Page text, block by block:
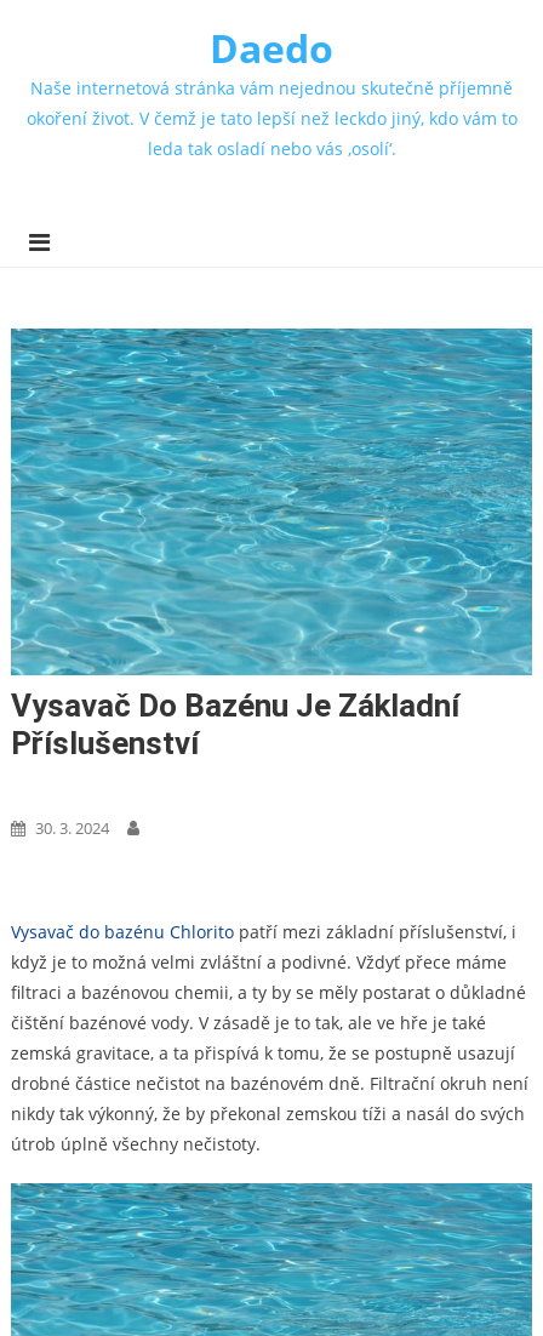
Daedo
Naše internetová stránka vám nejednou skutečně příjemně
okoření život. V čemž je tato lepší než leckdo jiný, kdo vám to
leda tak osladí nebo vás ‚osolí‘.
Vysavač Do Bazénu Je Základní
Příslušenství
30. 3. 2024
Vysavač do bazénu Chloritopatří mezi základní příslušenství, i
když je to možná velmi zvláštní a podivné. Vždyť přece máme
filtraci a bazénovou chemii, a ty by se měly postarat o důkladné
čištění bazénové vody. V zásadě je to tak, ale ve hře je také
zemská gravitace, a ta přispívá k tomu, že se postupně usazují
drobné částice nečistot na bazénovém dně. Filtrační okruh není
nikdy tak výkonný, že by překonal zemskou tíži a nasál do svých
útrob úplně všechny nečistoty.